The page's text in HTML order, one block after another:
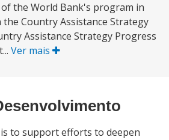
the World Bank's program in
Country Assistance Strategy
Assistance Strategy Progress
Ver mais
to support efforts to deepen